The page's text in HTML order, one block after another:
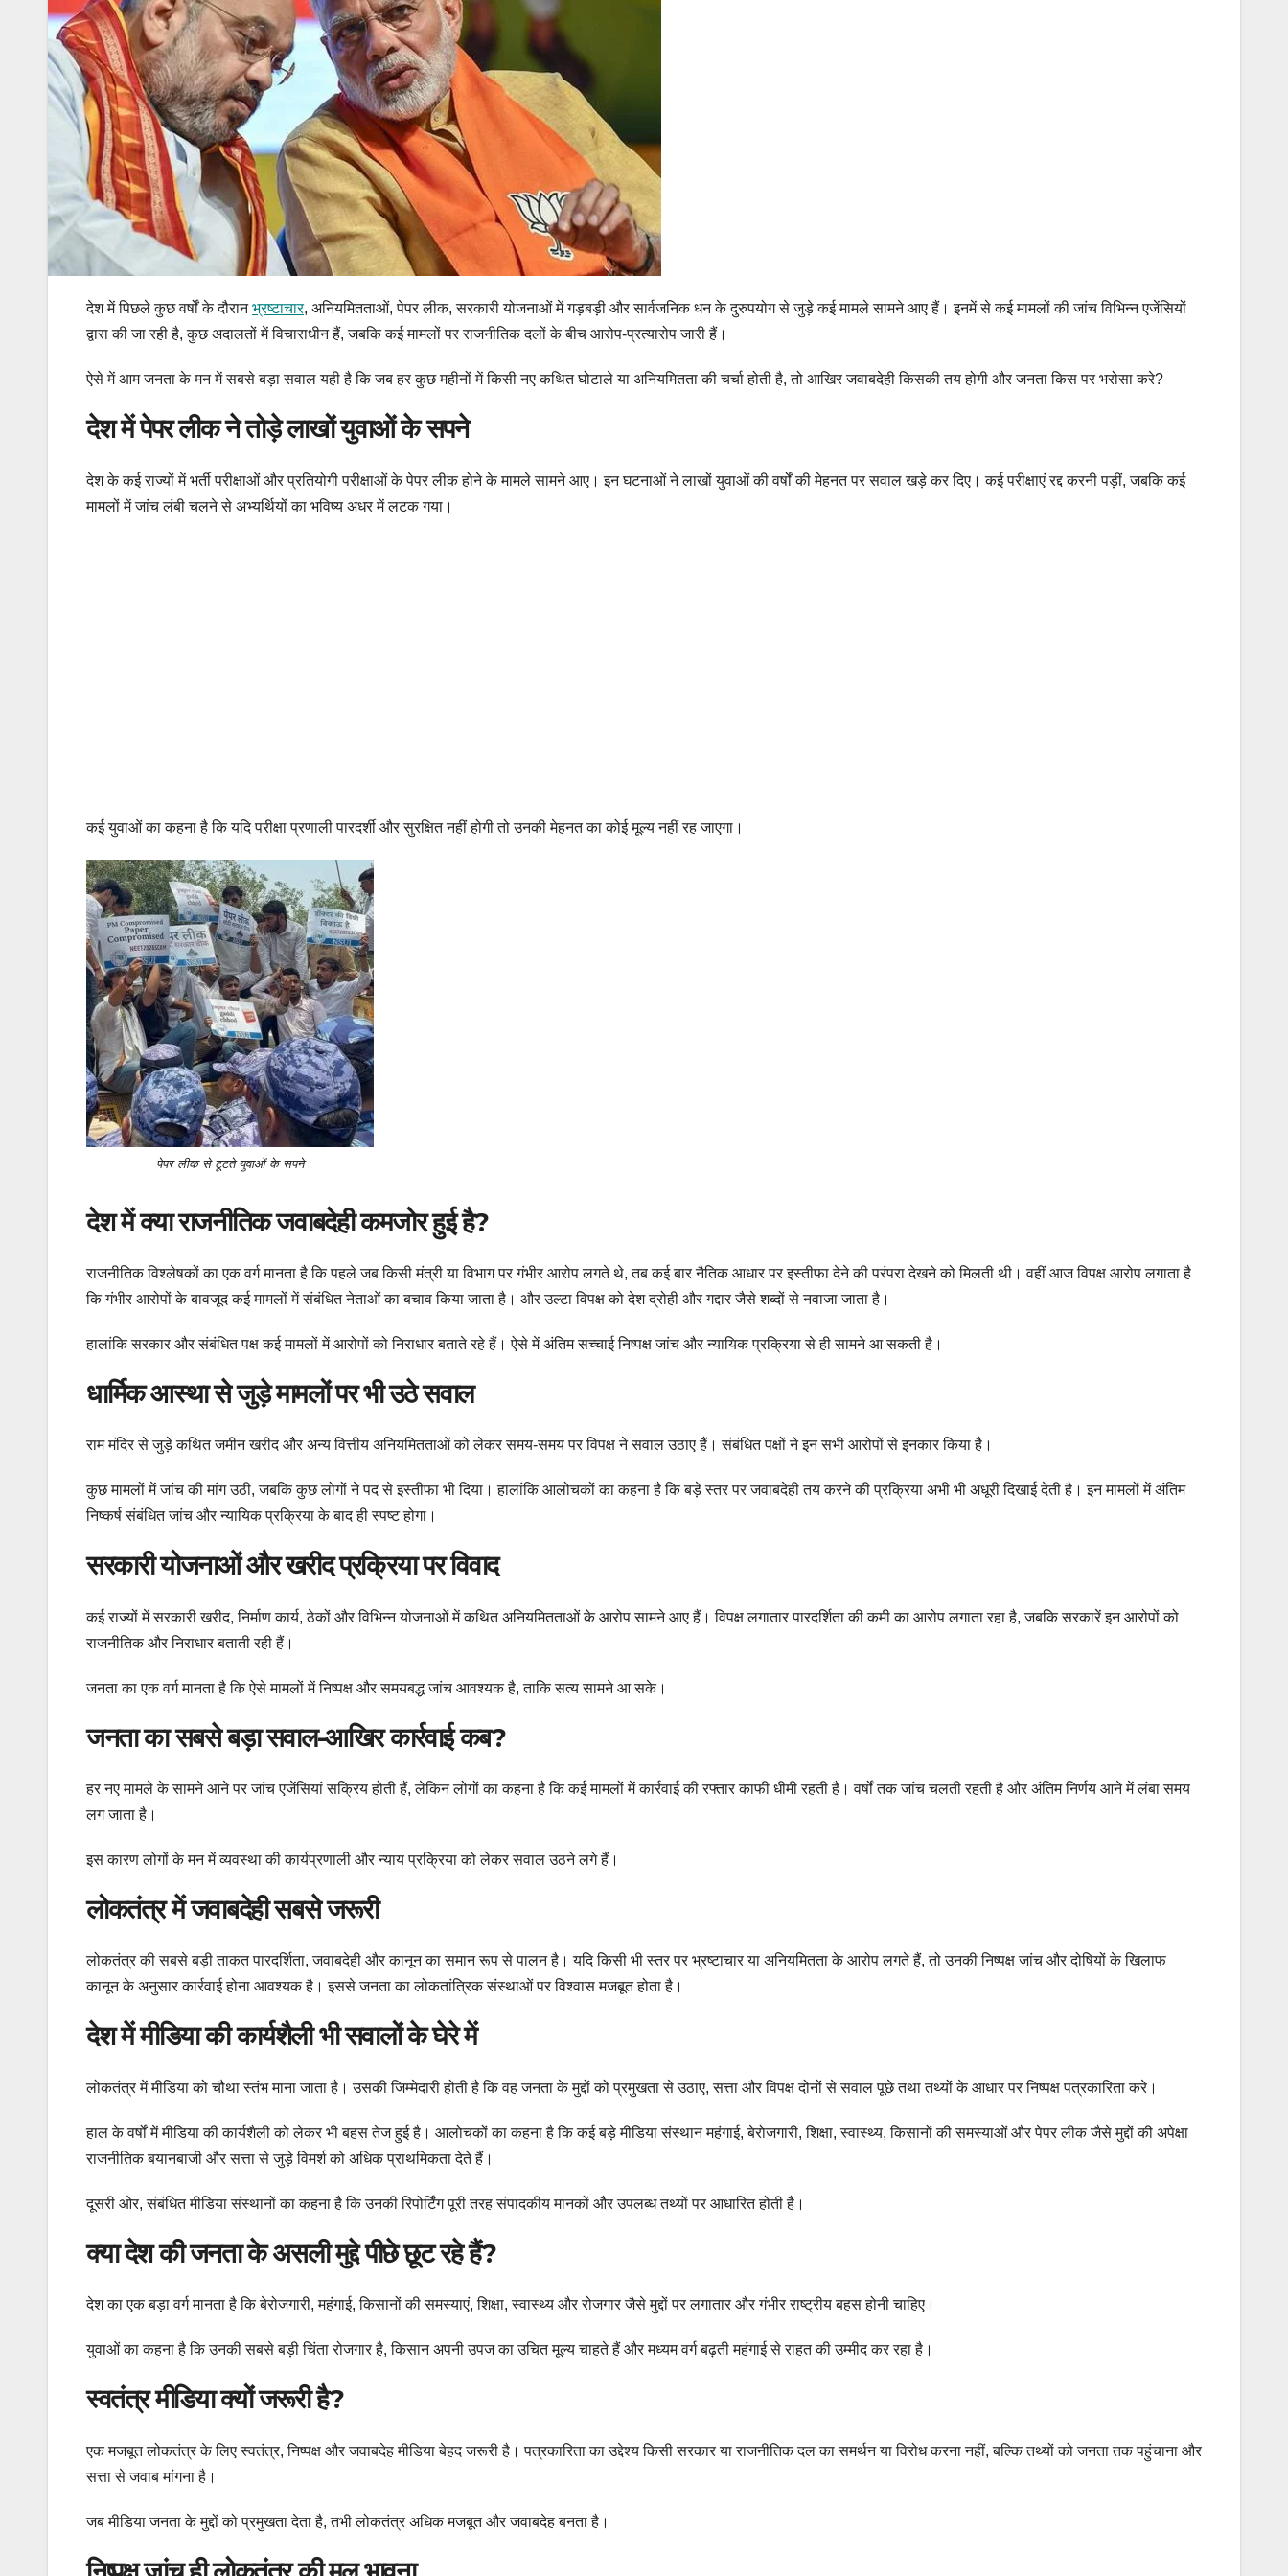
देश में पिछले कुछ वर्षों के दौरानभ्रष्टाचार, अनियमितताओं, पेपर लीक, सरकारी योजनाओं में गड़बड़ी और सार्वजनिक धन के दुरुपयोग से जुड़े कई मामले सामने आए हैं। इनमें से कई मामलों की जांच विभिन्न एजेंसियों
द्वारा की जा रही है, कुछ अदालतों में विचाराधीन हैं, जबकि कई मामलों पर राजनीतिक दलों के बीच आरोप-प्रत्यारोप जारी हैं।
ऐसे में आम जनता के मन में सबसे बड़ा सवाल यही है कि जब हर कुछ महीनों में किसी नए कथित घोटाले या अनियमितता की चर्चा होती है, तो आखिर जवाबदेही किसकी तय होगी और जनता किस पर भरोसा करे?
देश में पेपर लीक ने तोड़े लाखों युवाओं के सपने
देश के कई राज्यों में भर्ती परीक्षाओं और प्रतियोगी परीक्षाओं के पेपर लीक होने के मामले सामने आए। इन घटनाओं ने लाखों युवाओं की वर्षों की मेहनत पर सवाल खड़े कर दिए। कई परीक्षाएं रद्द करनी पड़ीं, जबकि कई
मामलों में जांच लंबी चलने से अभ्यर्थियों का भविष्य अधर में लटक गया।
कई युवाओं का कहना है कि यदि परीक्षा प्रणाली पारदर्शी और सुरक्षित नहीं होगी तो उनकी मेहनत का कोई मूल्य नहीं रह जाएगा।
पेपर लीक से टूटते युवाओं के सपने
देश में क्या राजनीतिक जवाबदेही कमजोर हुई है?
राजनीतिक विश्लेषकों का एक वर्ग मानता है कि पहले जब किसी मंत्री या विभाग पर गंभीर आरोप लगते थे, तब कई बार नैतिक आधार पर इस्तीफा देने की परंपरा देखने को मिलती थी। वहीं आज विपक्ष आरोप लगाता है
कि गंभीर आरोपों के बावजूद कई मामलों में संबंधित नेताओं का बचाव किया जाता है। और उल्टा विपक्ष को देश द्रोही और गद्दार जैसे शब्दों से नवाजा जाता है।
हालांकि सरकार और संबंधित पक्ष कई मामलों में आरोपों को निराधार बताते रहे हैं। ऐसे में अंतिम सच्चाई निष्पक्ष जांच और न्यायिक प्रक्रिया से ही सामने आ सकती है।
धार्मिक आस्था से जुड़े मामलों पर भी उठे सवाल
राम मंदिर से जुड़े कथित जमीन खरीद और अन्य वित्तीय अनियमितताओं को लेकर समय-समय पर विपक्ष ने सवाल उठाए हैं। संबंधित पक्षों ने इन सभी आरोपों से इनकार किया है।
कुछ मामलों में जांच की मांग उठी, जबकि कुछ लोगों ने पद से इस्तीफा भी दिया। हालांकि आलोचकों का कहना है कि बड़े स्तर पर जवाबदेही तय करने की प्रक्रिया अभी भी अधूरी दिखाई देती है। इन मामलों में अंतिम
निष्कर्ष संबंधित जांच और न्यायिक प्रक्रिया के बाद ही स्पष्ट होगा।
सरकारी योजनाओं और खरीद प्रक्रिया पर विवाद
कई राज्यों में सरकारी खरीद, निर्माण कार्य, ठेकों और विभिन्न योजनाओं में कथित अनियमितताओं के आरोप सामने आए हैं। विपक्ष लगातार पारदर्शिता की कमी का आरोप लगाता रहा है, जबकि सरकारें इन आरोपों को
राजनीतिक और निराधार बताती रही हैं।
जनता का एक वर्ग मानता है कि ऐसे मामलों में निष्पक्ष और समयबद्ध जांच आवश्यक है, ताकि सत्य सामने आ सके।
जनता का सबसे बड़ा सवाल-आखिर कार्रवाई कब?
हर नए मामले के सामने आने पर जांच एजेंसियां सक्रिय होती हैं, लेकिन लोगों का कहना है कि कई मामलों में कार्रवाई की रफ्तार काफी धीमी रहती है। वर्षों तक जांच चलती रहती है और अंतिम निर्णय आने में लंबा समय
लग जाता है।
इस कारण लोगों के मन में व्यवस्था की कार्यप्रणाली और न्याय प्रक्रिया को लेकर सवाल उठने लगे हैं।
लोकतंत्र में जवाबदेही सबसे जरूरी
लोकतंत्र की सबसे बड़ी ताकत पारदर्शिता, जवाबदेही और कानून का समान रूप से पालन है। यदि किसी भी स्तर पर भ्रष्टाचार या अनियमितता के आरोप लगते हैं, तो उनकी निष्पक्ष जांच और दोषियों के खिलाफ
कानून के अनुसार कार्रवाई होना आवश्यक है। इससे जनता का लोकतांत्रिक संस्थाओं पर विश्वास मजबूत होता है।
देश में मीडिया की कार्यशैली भी सवालों के घेरे में
लोकतंत्र में मीडिया को चौथा स्तंभ माना जाता है। उसकी जिम्मेदारी होती है कि वह जनता के मुद्दों को प्रमुखता से उठाए, सत्ता और विपक्ष दोनों से सवाल पूछे तथा तथ्यों के आधार पर निष्पक्ष पत्रकारिता करे।
हाल के वर्षों में मीडिया की कार्यशैली को लेकर भी बहस तेज हुई है। आलोचकों का कहना है कि कई बड़े मीडिया संस्थान महंगाई, बेरोजगारी, शिक्षा, स्वास्थ्य, किसानों की समस्याओं और पेपर लीक जैसे मुद्दों की अपेक्षा
राजनीतिक बयानबाजी और सत्ता से जुड़े विमर्श को अधिक प्राथमिकता देते हैं।
दूसरी ओर, संबंधित मीडिया संस्थानों का कहना है कि उनकी रिपोर्टिंग पूरी तरह संपादकीय मानकों और उपलब्ध तथ्यों पर आधारित होती है।
क्या देश की जनता के असली मुद्दे पीछे छूट रहे हैं?
देश का एक बड़ा वर्ग मानता है कि बेरोजगारी, महंगाई, किसानों की समस्याएं, शिक्षा, स्वास्थ्य और रोजगार जैसे मुद्दों पर लगातार और गंभीर राष्ट्रीय बहस होनी चाहिए।
युवाओं का कहना है कि उनकी सबसे बड़ी चिंता रोजगार है, किसान अपनी उपज का उचित मूल्य चाहते हैं और मध्यम वर्ग बढ़ती महंगाई से राहत की उम्मीद कर रहा है।
स्वतंत्र मीडिया क्यों जरूरी है?
एक मजबूत लोकतंत्र के लिए स्वतंत्र, निष्पक्ष और जवाबदेह मीडिया बेहद जरूरी है। पत्रकारिता का उद्देश्य किसी सरकार या राजनीतिक दल का समर्थन या विरोध करना नहीं, बल्कि तथ्यों को जनता तक पहुंचाना और
सत्ता से जवाब मांगना है।
जब मीडिया जनता के मुद्दों को प्रमुखता देता है, तभी लोकतंत्र अधिक मजबूत और जवाबदेह बनता है।